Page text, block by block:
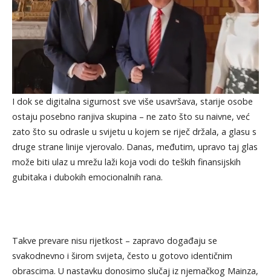
I dok se digitalna sigurnost sve više usavršava, starije osobe
ostaju posebno ranjiva skupina – ne zato što su naivne, već
zato što su odrasle u svijetu u kojem se riječ držala, a glasu s
druge strane linije vjerovalo. Danas, međutim, upravo taj glas
može biti ulaz u mrežu laži koja vodi do teških finansijskih
gubitaka i dubokih emocionalnih rana.
Takve prevare nisu rijetkost – zapravo događaju se
svakodnevno i širom svijeta, često u gotovo identičnim
obrascima. U nastavku donosimo slučaj iz njemačkog Mainza,